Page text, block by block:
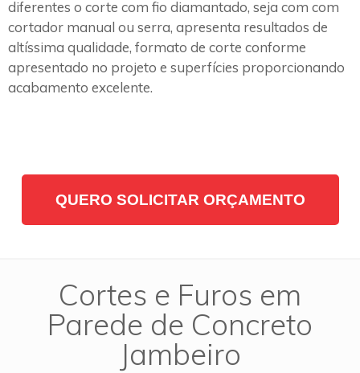
diferentes o corte com fio diamantado, seja com com
cortador manual ou serra, apresenta resultados de
altíssima qualidade, formato de corte conforme
apresentado no projeto e superfícies proporcionando
acabamento excelente.
QUERO SOLICITAR ORÇAMENTO
Cortes e Furos em
Parede de Concreto
Jambeiro